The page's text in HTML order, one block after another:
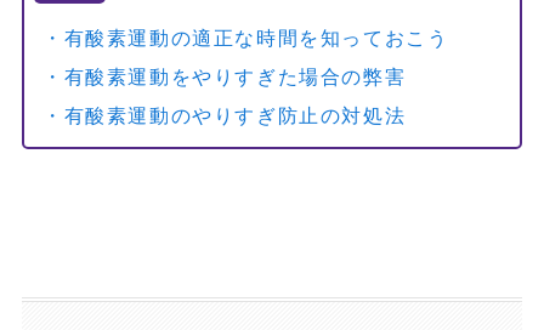
・有酸素運動の適正な時間を知っておこう
・有酸素運動をやりすぎた場合の弊害
・有酸素運動のやりすぎ防止の対処法